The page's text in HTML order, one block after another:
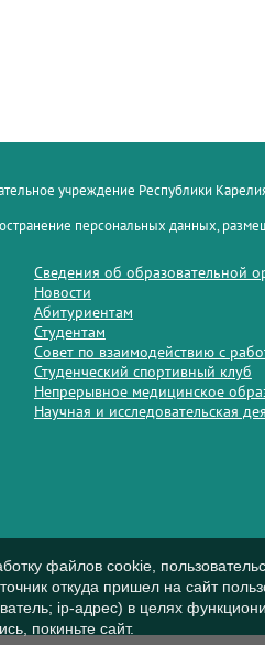
учреждение Республики
персональных данных,
Сведения об образовательной
Новости
Абитуриентам
Студентам
Совет по взаимодействию с
Студенческий спортивный клуб
Непрерывное медицинское
Научная и исследовательская
файлов cookie,
откуда пришел на сайт
ip-адрес) в целях
покиньте сайт.